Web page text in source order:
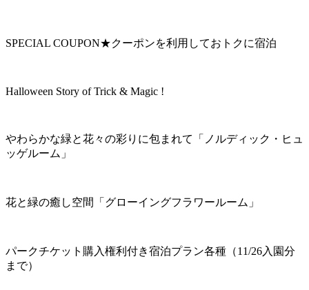
SPECIAL COUPON★クーポンを利用しておトクに宿泊
Halloween Story of Trick & Magic !
やわらかな緑と花々の彩りに包まれて「ノルディック・ヒュ
ッゲルーム」
花と緑の癒し空間「グローイングフラワールーム」
パークチケット購入権利付き宿泊プラン各種（11/26入園分
まで）